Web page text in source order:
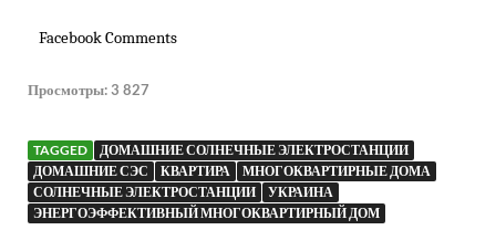
Facebook Comments
Просмотры:3 827
TAGGED
ДОМАШНИЕ СОЛНЕЧНЫЕ ЭЛЕКТРОСТАНЦИИ
ДОМАШНИЕ СЭС
КВАРТИРА
МНОГОКВАРТИРНЫЕ ДОМА
СОЛНЕЧНЫЕ ЭЛЕКТРОСТАНЦИИ
УКРАИНА
ЭНЕРГОЭФФЕКТИВНЫЙ МНОГОКВАРТИРНЫЙ ДОМ